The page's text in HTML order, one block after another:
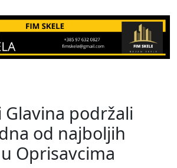
Glavina podržali
od najboljih
Oprisavcima